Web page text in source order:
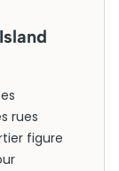
rues
figure